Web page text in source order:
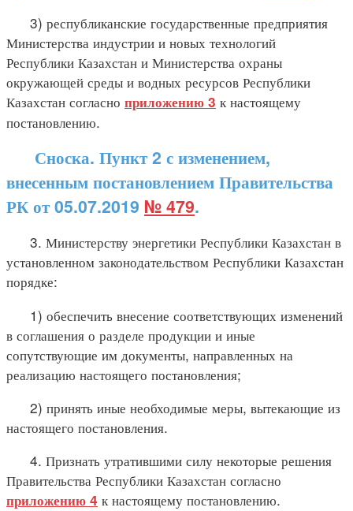
3) республиканские государственные предприятия
Министерства индустрии и новых технологий
Республики Казахстан и Министерства охраны
окружающей среды и водных ресурсов Республики
Казахстан согласно приложению 3 к настоящему
постановлению.
Сноска. Пункт 2 с изменением,
внесенным постановлением Правительства
РК от 05.07.2019 № 479.
3. Министерству энергетики Республики Казахстан в
установленном законодательством Республики Казахстан
порядке:
1) обеспечить внесение соответствующих изменений
в соглашения о разделе продукции и иные
сопутствующие им документы, направленных на
реализацию настоящего постановления;
2) принять иные необходимые меры, вытекающие из
настоящего постановления.
4. Признать утратившими силу некоторые решения
Правительства Республики Казахстан согласно
приложению 4 к настоящему постановлению.